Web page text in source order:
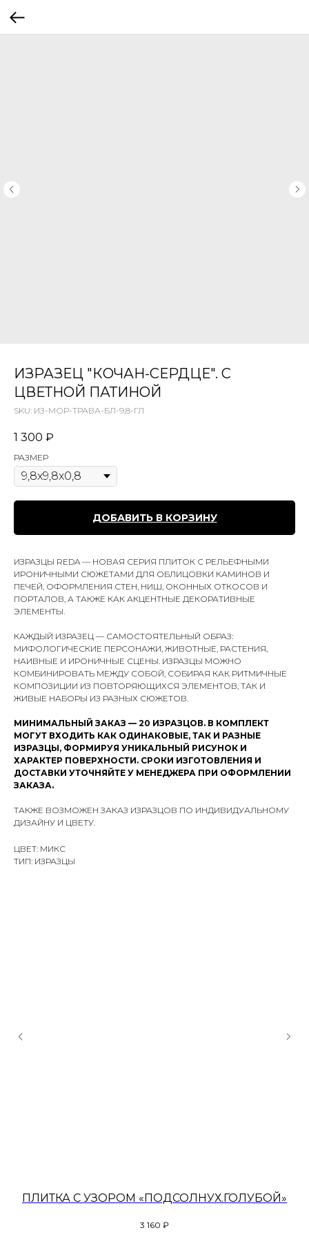
ИЗРАЗЕЦ "КОЧАН-СЕРДЦЕ". С
ЦВЕТНОЙ ПАТИНОЙ
SKU: ИЗ-МОР-ТРАВА-БЛ-9,8-ГЛ
1 300 ₽
РАЗМЕР
ДОБАВИТЬ В КОРЗИНУ
ИЗРАЗЦЫ REDA — НОВАЯ СЕРИЯ ПЛИТОК С РЕЛЬЕФНЫМИ
ИРОНИЧНЫМИ СЮЖЕТАМИ ДЛЯ ОБЛИЦОВКИ КАМИНОВ И
ПЕЧЕЙ, ОФОРМЛЕНИЯ СТЕН, НИШ, ОКОННЫХ ОТКОСОВ И
ПОРТАЛОВ, А ТАКЖЕ КАК АКЦЕНТНЫЕ ДЕКОРАТИВНЫЕ
ЭЛЕМЕНТЫ.
КАЖДЫЙ ИЗРАЗЕЦ — САМОСТОЯТЕЛЬНЫЙ ОБРАЗ:
МИФОЛОГИЧЕСКИЕ ПЕРСОНАЖИ, ЖИВОТНЫЕ, РАСТЕНИЯ,
НАИВНЫЕ И ИРОНИЧНЫЕ СЦЕНЫ. ИЗРАЗЦЫ МОЖНО
КОМБИНИРОВАТЬ МЕЖДУ СОБОЙ, СОБИРАЯ КАК РИТМИЧНЫЕ
КОМПОЗИЦИИ ИЗ ПОВТОРЯЮЩИХСЯ ЭЛЕМЕНТОВ, ТАК И
ЖИВЫЕ НАБОРЫ ИЗ РАЗНЫХ СЮЖЕТОВ.
МИНИМАЛЬНЫЙ ЗАКАЗ — 20 ИЗРАЗЦОВ. В КОМПЛЕКТ
МОГУТ ВХОДИТЬ КАК ОДИНАКОВЫЕ, ТАК И РАЗНЫЕ
ИЗРАЗЦЫ, ФОРМИРУЯ УНИКАЛЬНЫЙ РИСУНОК И
ХАРАКТЕР ПОВЕРХНОСТИ. СРОКИ ИЗГОТОВЛЕНИЯ И
ДОСТАВКИ УТОЧНЯЙТЕ У МЕНЕДЖЕРА ПРИ ОФОРМЛЕНИИ
ЗАКАЗА.
ТАКЖЕ ВОЗМОЖЕН ЗАКАЗ ИЗРАЗЦОВ ПО ИНДИВИДУАЛЬНОМУ
ДИЗАЙНУ И ЦВЕТУ.
ЦВЕТ: МИКС
ТИП: ИЗРАЗЦЫ
ПЛИТКА С УЗОРОМ «ПОДСОЛНУХ.ГОЛУБОЙ»
3 160 ₽